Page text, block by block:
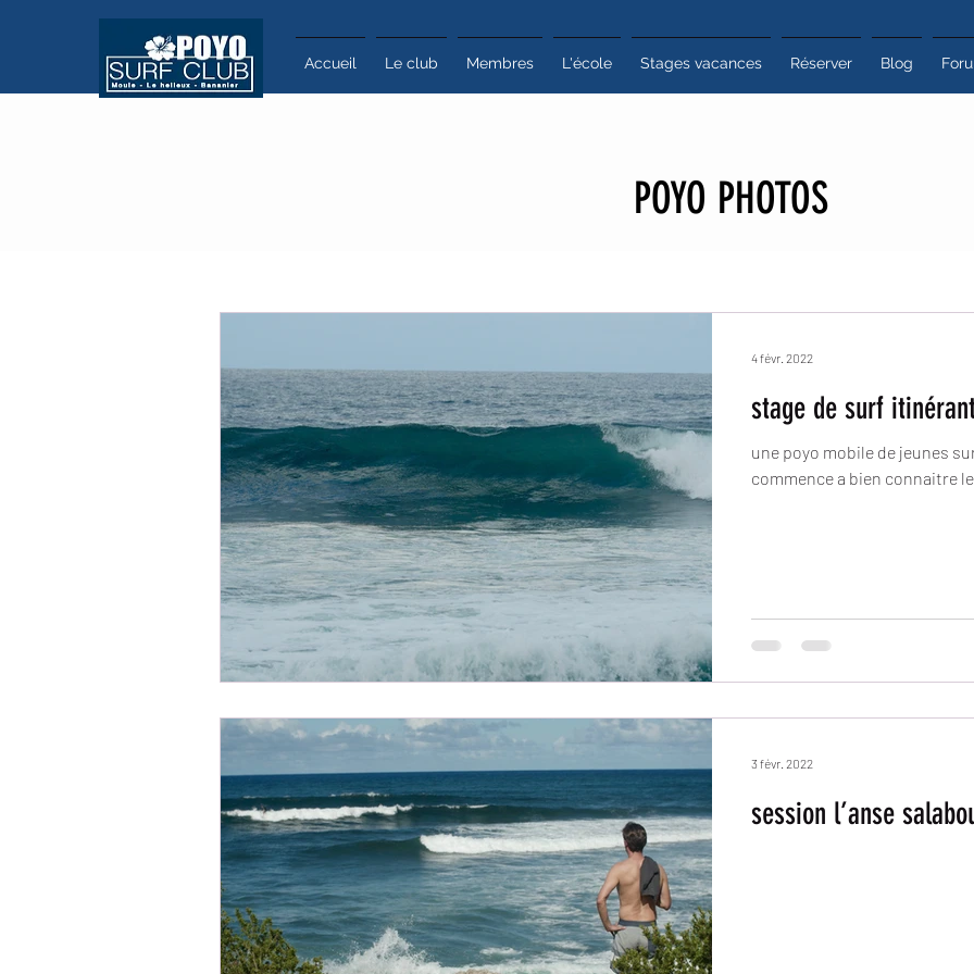
Accueil Le club Membres L'école Stages vacances Réserver Blog
POYO PHOTOS
stage de surf
une poyo mobile de jeunes
commence a bien connaitre
4 févr. 2022
session l’anse
3 févr. 2022